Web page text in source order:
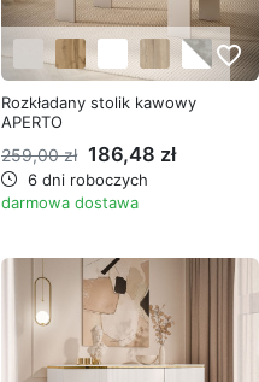
favorite_border
Rozkładany stolik kawowy
APERTO
259,00 zł 186,48 zł
6 dni roboczych
darmowa dostawa